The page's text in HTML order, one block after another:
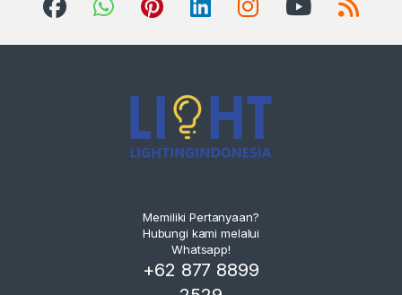
Memiliki Pertanyaan?
Hubungi kami melalui
Whatsapp!
+62 877 8899